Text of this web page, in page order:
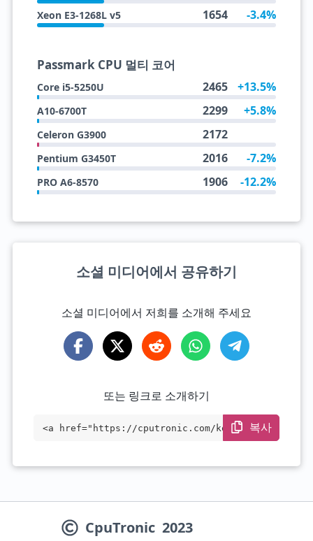
Xeon E3-1268L v5 1654 -3.4%
Passmark CPU 멀티 코어
Core i5-5250U 2465 +13.5%
A10-6700T 2299 +5.8%
Celeron G3900 2172
Pentium G3450T 2016 -7.2%
PRO A6-8570 1906 -12.2%
소셜 미디어에서 공유하기
소셜 미디어에서 저희를 소개해 주세요
또는 링크로 소개하기
<a href="https://cputronic.com/ko/cpu/in
복사
CpuTronic 2023